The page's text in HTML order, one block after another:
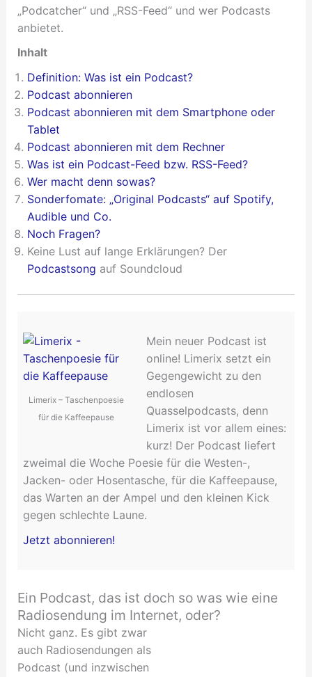
„Podcatcher“ und „RSS-Feed“ und wer Podcasts
anbietet.
Inhalt
Definition: Was ist ein Podcast?
Podcast abonnieren
Podcast abonnieren mit dem Smartphone oder
Tablet
Podcast abonnieren mit dem Rechner
Was ist ein Podcast-Feed bzw. RSS-Feed?
Wer macht denn sowas?
Sonderfomate: „Original Podcasts“ auf Spotify,
Audible und Co.
Noch Fragen?
Keine Lust auf lange Erklärungen? Der
Podcastsong auf Soundcloud
Limerix – Taschenpoesie
für die Kaffeepause
Mein neuer Podcast ist
online! Limerix setzt ein
Gegengewicht zu den
endlosen
Quasselpodcasts, denn
Limerix ist vor allem eines:
kurz! Der Podcast liefert
zweimal die Woche Poesie für die Westen-,
Jacken- oder Hosentasche, für die Kaffeepause,
das Warten an der Ampel und den kleinen Kick
gegen schlechte Laune.
Jetzt abonnieren!
Ein Podcast, das ist doch so was wie eine
Radiosendung im Internet, oder?
Nicht ganz. Es gibt zwar
auch Radiosendungen als
Podcast (und inzwischen